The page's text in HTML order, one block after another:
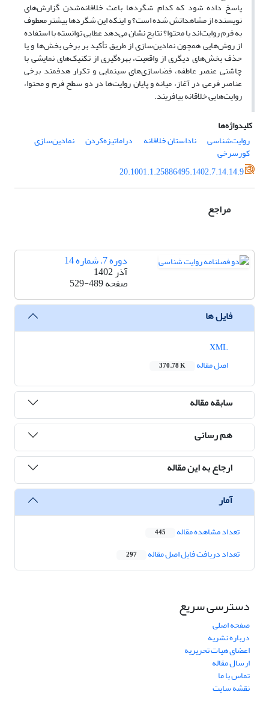
پاسخ داده شود که کدام شگردها باعث خلاقانه‌شدن گزارش‌های
نویسنده از مشاهداتش شده است؟ و اینکه این شگرد‌ها بیشتر معطوف
به فرم روایت‌اند یا محتوا؟ نتایج نشان می‌دهد عطایی توانسته با استفاده
از روش‌هایی همچون نمادین‌سازی از طریق تأکید بر برخی بخش‌ها و یا
حذف بخش‌های دیگری از واقعیت، بهره‌گیری از تکنیک‌های نمایشی با
چاشنی عنصر عاطفه، فضاسازی‌های سینمایی و تکرار هدفمند برخی
عناصر فرعی در آغاز، میانه و پایان روایت‌ها در دو سطح فرم و محتوا،
روایت‌هایی خلاقانه بیافریند.
کلیدواژه‌ها
روایت‌شناسی
ناداستان خلاقانه دراماتیزه‌کردن نمادین‌سازی
کورسرخی
20.1001.1.25886495.1402.7.14.14.9
مراجع
دوره 7، شماره 14
آذر 1402
صفحه529-489
فایل ها
اصل مقاله
370.78 K
سابقه مقاله
هم رسانی
ارجاع به این مقاله
آمار
تعداد مشاهده مقاله 445
تعداد دریافت فایل اصل مقاله 297
دسترسی سریع
صفحه اصلی
درباره نشریه
اعضای هیات تحریریه
ارسال مقاله
تماس با ما
نقشه سایت